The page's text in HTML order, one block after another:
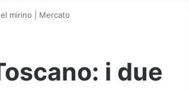
mirino | Mercato
i due